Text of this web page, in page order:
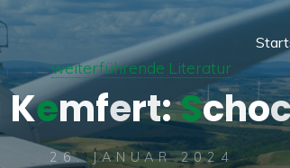
weiterführende Literatur
Kemfert:Scho
26. JANUAR 2024